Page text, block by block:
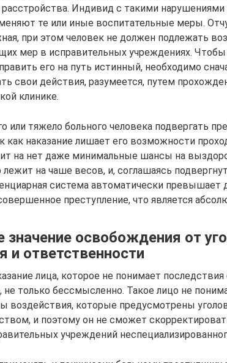
расстройства. Индивид с такими
те или иные воспитательные меры.
при этом человек не должен подлежать
мер в исправительных учреждениях. Чтобы
его на путь истинный, необходимо
свои действия, разумеется, путем
клинике.
или тяжело больного человека подвергать
как наказание лишает его возможности
на нет даже минимальные шансы на
на чаше весов, и, соглашаясь
система автоматически превышает
преступление, что является
значение освобождения от
и ответственности
лица, которое не понимает
не только бессмысленно. Такое лицо не
воздействия, которые предусмотрены
и поэтому он не сможет
учреждений